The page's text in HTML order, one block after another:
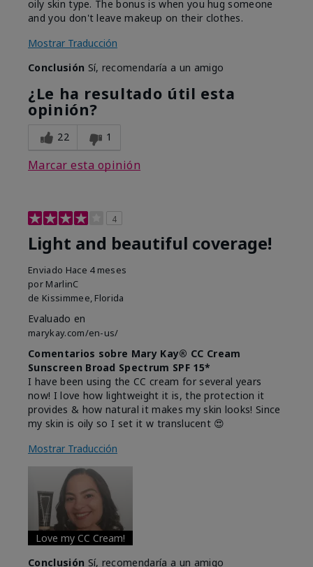
oily skin type. The bonus is when you hug someone
and you don't leave makeup on their clothes.
Mostrar Traducción
Conclusión Sí, recomendaría a un amigo
¿Le ha resultado útil esta
opinión?
22 1
Marcar esta opinión
4
Light and beautiful coverage!
Enviado Hace 4 meses
por MarlinC
de Kissimmee, Florida
Evaluado en
marykay.com/en-us/
Comentarios sobre Mary Kay® CC Cream
Sunscreen Broad Spectrum SPF 15*
I have been using the CC cream for several years
now! I love how lightweight it is, the protection it
provides & how natural it makes my skin looks! Since
my skin is oily so I set it w translucent 😍
Mostrar Traducción
Love my CC Cream!
Conclusión Sí, recomendaría a un amigo